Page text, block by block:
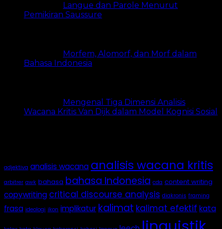
Langue dan Parole Menurut
Pemikiran Saussure
Morfem, Alomorf, dan Morf dalam
Bahasa Indonesia
Mengenal Tiga Dimensi Analisis
Wacana Kritis Van Dijk dalam Model Kognisi Sosial
adjektiva analisis wacana analisis wacana kritis
arbitrer awk bahasa bahasa Indonesia cda content writing
copywriting critical discourse analysis diakronis framing
frasa ideologi ikon implikatur kalimat kalimat efektif kata